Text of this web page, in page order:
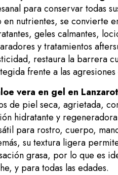
para conservar todas
en nutrientes, se convierte
geles calmantes,
y tratamientos
restaura la barrera
frente a las
vera en gel en
de piel seca, agrietada,
hidratante y
para rostro, cuerpo,
su textura ligera
grasa, por lo que es
y para todas las edades.